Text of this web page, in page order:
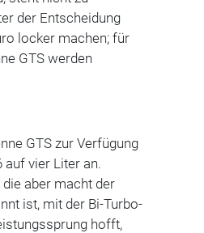
der Entscheidung
locker machen; für
GTS werden
GTS zur Verfügung
auf vier Liter an.
die aber macht der
ist, mit der Bi-Turbo-
hofft,